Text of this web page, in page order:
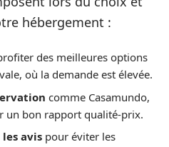
hébergement :
des meilleures options
où la demande est élevée.
comme Casamundo,
un bon rapport qualité-prix.
avis pour éviter les